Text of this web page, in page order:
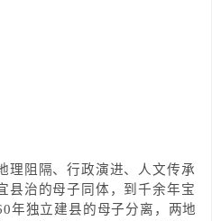
理阻隔、行政演进、人文传承
县治的母子同体，到千余年宝
年独立建县的母子分离，两地